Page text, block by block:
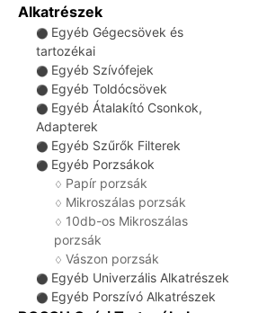
Alkatrészek
⚫ Egyéb Gégecsövek és
tartozékai
⚫ Egyéb Szívófejek
⚫ Egyéb Toldócsövek
⚫ Egyéb Átalakító Csonkok,
Adapterek
⚫ Egyéb Szűrők Filterek
⚫ Egyéb Porzsákok
♢ Papír porzsák
♢ Mikroszálas porzsák
♢ 10db-os Mikroszálas
porzsák
♢ Vászon porzsák
⚫ Egyéb Univerzális Alkatrészek
⚫ Egyéb Porszívó Alkatrészek